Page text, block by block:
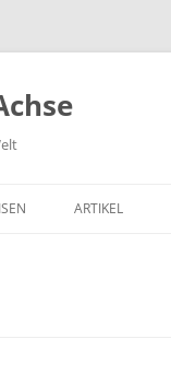
ARTIKEL